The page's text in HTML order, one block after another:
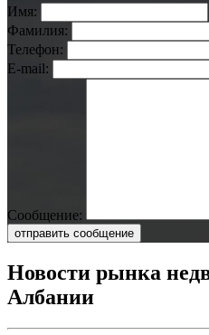
Имя:
Фамилия:
Телефон:
E-mail:
Сообщение:
отправить сообщение
Новости рынка
Албании